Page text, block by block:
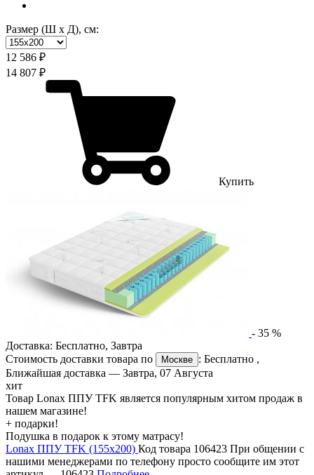
Размер (Ш х Д), см:
12 586 ₽
14 807 ₽
Купить
- 35 %
Доставка: Бесплатно, Завтра
Стоимость доставки товара по
Москве : Бесплатно ,
Ближайшая доставка — Завтра, 07 Августа
хит
Товар Lonax ППУ TFK является популярным хитом продаж в
нашем магазине!
+ подарки!
Подушка в подарок к этому матрасу!
Lonax ППУ TFK (155х200) Код товара 106423 При общении с
нашими менеджерами по телефону просто сообщите им этот